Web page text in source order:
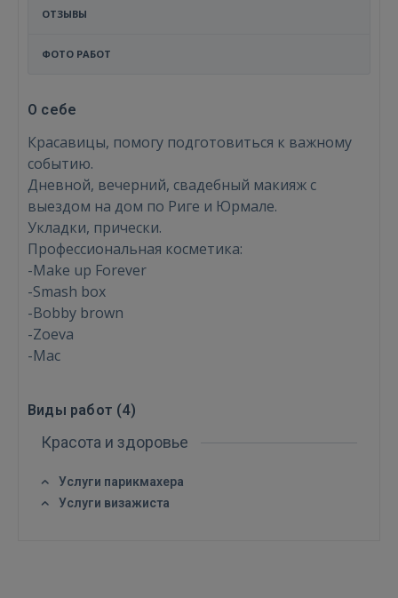
Войти
ВОЙТИ
ОТЗЫВЫ
ФОТО РАБОТ
О себе
Красавицы, помогу подготовиться к важному
событию.
Дневной, вечерний, свадебный макияж с
выездом на дом по Риге и Юрмале.
Укладки, прически.
Профессиональная косметика:
-Make up Forever
-Smash box
-Bobby brown
-Zoeva
-Mac
Виды работ (4)
Красота и здоровье
Услуги парикмахера
Услуги визажиста